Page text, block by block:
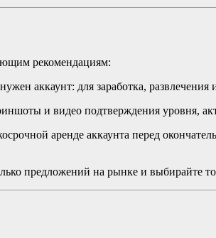
рекомендациям:
аккаунт: для заработка,
и видео подтверждения уровня,
аренде аккаунта перед
предложений на рынке и выбирайте